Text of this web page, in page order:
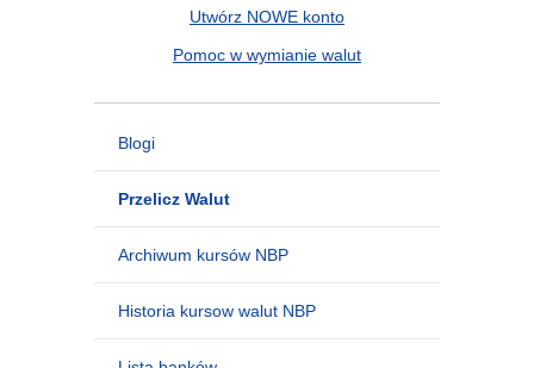
Utwórz NOWE konto
Pomoc w wymianie walut
Blogi
Przelicz Walut
Archiwum kursów NBP
Historia kursow walut NBP